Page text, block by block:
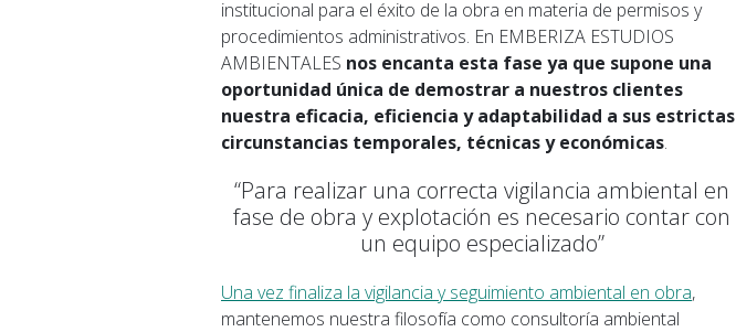
institucional para el éxito de la obra en materia de permisos y
procedimientos administrativos. En EMBERIZA ESTUDIOS
AMBIENTALES nos encanta esta fase ya que supone una
oportunidad única de demostrar a nuestros clientes
nuestra eficacia, eficiencia y adaptabilidad a sus estrictas
circunstancias temporales, técnicas y económicas.
“Para realizar una correcta vigilancia ambiental en
fase de obra y explotación es necesario contar con
un equipo especializado”
Una vez finaliza la vigilancia y seguimiento ambiental en obra,
mantenemos nuestra filosofía como consultoría ambiental